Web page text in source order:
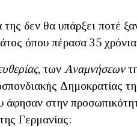
δεν θα υπάρξει ποτέ
όπου πέρασα 35
, των Αναμνήσεων
Δημοκρατίας
άφησαν στην
Γερμανίας: